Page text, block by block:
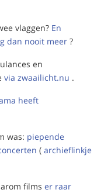
vlaggen? En
dan nooit meer ?
en
via zwaailicht.nu .
heeft
was: piepende
( archieflinkje
films er raar